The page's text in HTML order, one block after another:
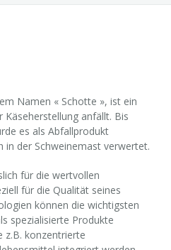
Namen « Schotte », ist ein
anfällt. Bis
es als Abfallprodukt
in der Schweinemast verwertet.
für die wertvollen
für die Qualität seines
können die wichtigsten
spezialisierte Produkte
z.B. konzentrierte